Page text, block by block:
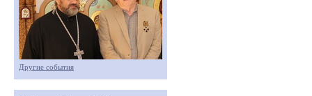
Другие события